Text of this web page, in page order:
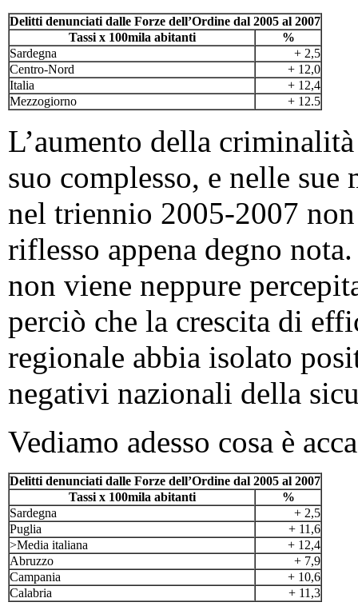
Delitti denunciati dalle Forze dell’Ordine dal 2005 al 2007
Tassi x 100mila abitanti
%
Sardegna
+ 2,5
Centro-Nord
+ 12,0
Italia
+ 12,4
Mezzogiorno
+ 12.5
L’aumento della
suo complesso, e nelle
nel triennio 2005-2007
riflesso appena degno
non viene neppure
perciò che la crescita di
regionale abbia isolato
negativi nazionali della
Vediamo adesso cosa è
Delitti denunciati dalle Forze dell’Ordine dal 2005 al 2007
Tassi x 100mila abitanti
%
Sardegna
+ 2,5
Puglia
+ 11,6
>Media italiana
+ 12,4
Abruzzo
+ 7,9
Campania
+ 10,6
Calabria
+ 11,3